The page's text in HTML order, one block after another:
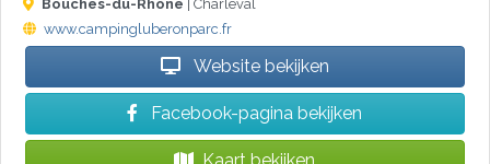
Bouches-du-Rhône | Charleval
www.campingluberonparc.fr
Website bekijken
Facebook-pagina bekijken
Kaart bekijken